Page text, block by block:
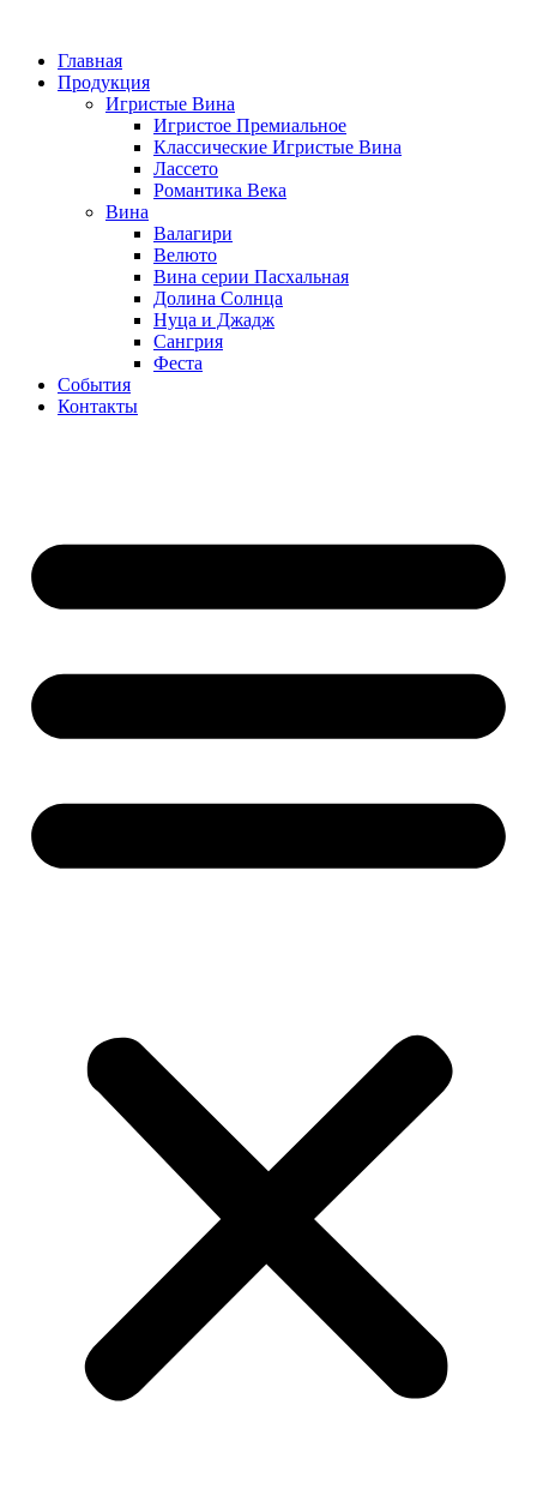
содержимому
Главная
Продукция
Игристые Вина
Игристое Премиальное
Классические Игристые Вина
Лассето
Романтика Века
Вина
Валагири
Велюто
Вина серии Пасхальная
Долина Солнца
Нуца и Джадж
Сангрия
Феста
События
Контакты